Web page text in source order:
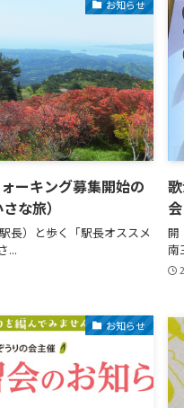
お知らせ
ーキング募集開始の
な旅）
長）と歩く「駅長オススメ
...
開
南
お知らせ